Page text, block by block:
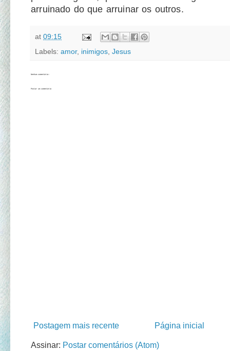
arruinado do que arruinar os outros.
at 09:15
Labels: amor, inimigos, Jesus
Nenhum comentário:
Postar um comentário
Postagem mais recente Página inicial
Assinar: Postar comentários (Atom)